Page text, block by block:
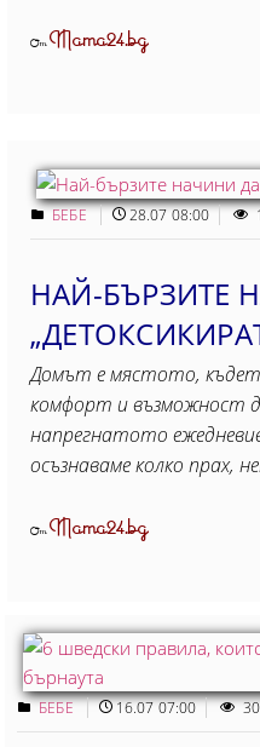
ОтMama24.bg
БЕБЕ 28.07 08:00
НАЙ-БЪРЗИТЕ
Домът е мястото,
комфорт и възможност
напрегнатото
осъзнаваме колко прах,
ОтMama24.bg
БЕБЕ 16.07 07:00